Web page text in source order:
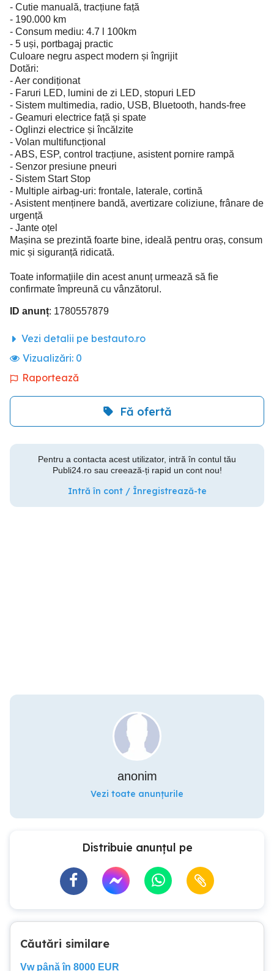
- Cutie manuală, tracțiune față
- 190.000 km
- Consum mediu: 4.7 l 100km
- 5 uși, portbagaj practic
Culoare negru aspect modern și îngrijit
Dotări:
- Aer condiționat
- Faruri LED, lumini de zi LED, stopuri LED
- Sistem multimedia, radio, USB, Bluetooth, hands-free
- Geamuri electrice față și spate
- Oglinzi electrice și încălzite
- Volan multifuncțional
- ABS, ESP, control tracțiune, asistent pornire rampă
- Senzor presiune pneuri
- Sistem Start Stop
- Multiple airbag-uri: frontale, laterale, cortină
- Asistent menținere bandă, avertizare coliziune, frânare de
urgență
- Jante oțel
Mașina se prezintă foarte bine, ideală pentru oraș, consum
mic și siguranță ridicată.
Toate informațiile din acest anunț urmează să fie
confirmate împreună cu vânzătorul.
ID anunț: 1780557879
Vezi detalii pe bestauto.ro
Vizualizări: 0
Raportează
Fă ofertă
Pentru a contacta acest utilizator, intră în contul tău
Publi24.ro sau creează-ți rapid un cont nou!
Intră în cont / Înregistrează-te
anonim
Vezi toate anunțurile
Distribuie anunțul pe
Căutări similare
Vw până în 8000 EUR